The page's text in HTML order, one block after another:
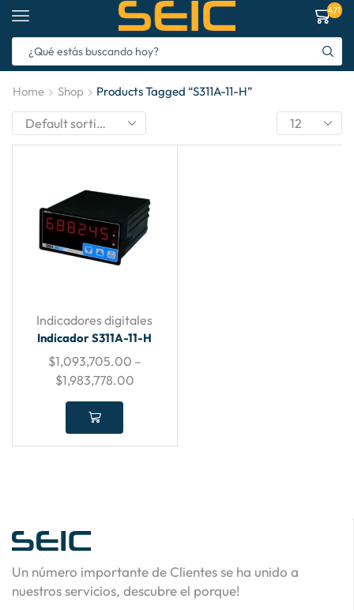
471
Home Shop Products Tagged “S311A-11-H”
Indicadores digitales
Indicador S311A-11-H
$1,093,705.00 –
$1,983,778.00
Un número importante de Clientes se ha unido a
nuestros servicios, descubre el porque!